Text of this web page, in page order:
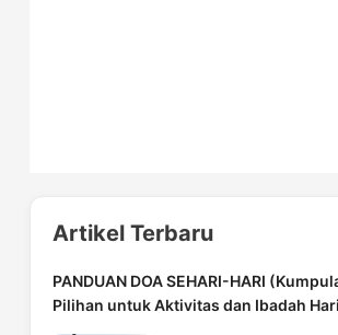
Artikel Terbaru
PANDUAN DOA SEHARI-HARI
Pilihan untuk Aktivitas dan Ibadah